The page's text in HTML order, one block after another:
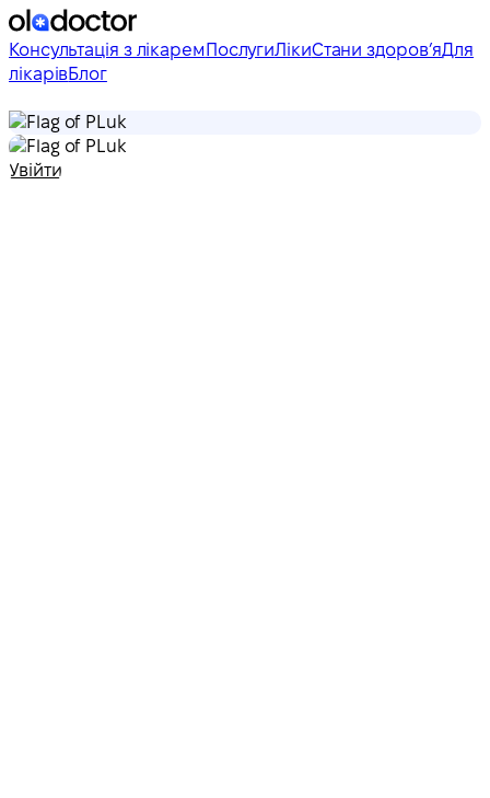
Консультація з лікарем ПослугиЛікиСтани здоровʼяДля
лікарівБлог
uk
uk
Увійти